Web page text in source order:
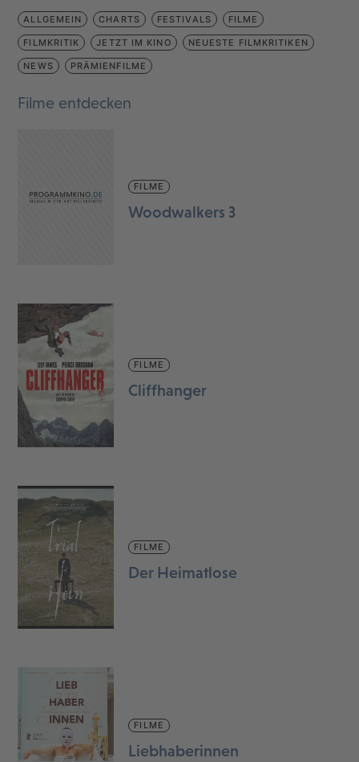
ALLGEMEIN CHARTS FESTIVALS FILME
FILMKRITIK JETZT IM KINO NEUESTE FILMKRITIKEN
NEWS PRÄMIENFILME
Filme entdecken
FILME
Woodwalkers 3
FILME
Cliffhanger
FILME
Der Heimatlose
FILME
Liebhaberinnen